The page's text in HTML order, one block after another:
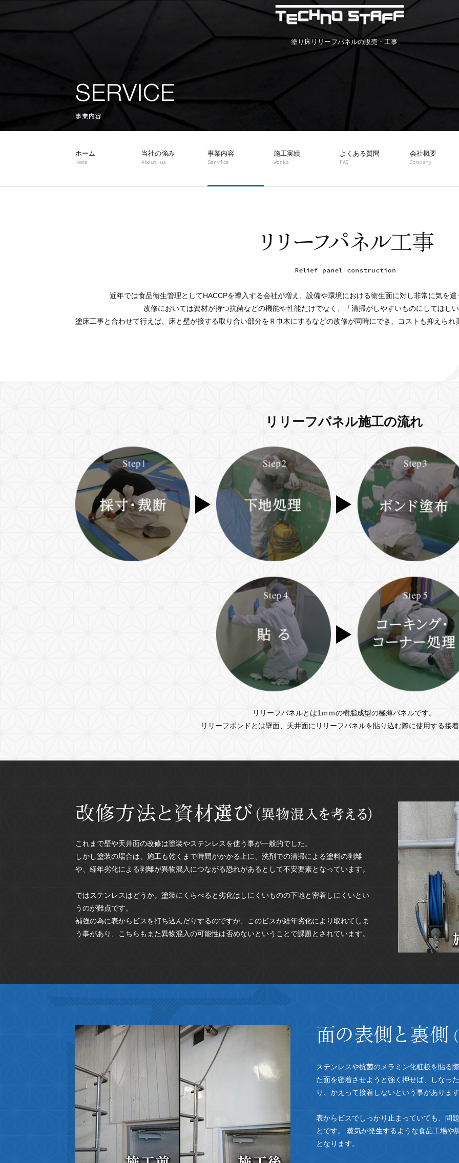
塗り床リリーフパネルの販売・工事
ホーム
Home
当社の強み
About us
事業内容
Service
施工実績
Works
よくある質問
FAQ
会社概要
Company
近年では食品衛生管理としてHACCPを導入する会社が増え、設備や環境における衛生面に対し非常に気を
改修においては資材が持つ抗菌などの機能や性能だけでなく、「清掃がしやすいものにしてほし
塗床工事と合わせて行えば、床と壁が接する取り合い部分をＲ巾木にするなどの改修が同時にでき、コストも抑えら
リリーフパネル施工の流れ
リリーフパネルとは1ｍｍの樹脂成型の極薄パネルです。
リリーフボンドとは壁面、天井面にリリーフパネルを貼り込む際に使用する接
これまで壁や天井面の改修は塗装やステンレスを使う事が一般的でした。
しかし塗装の場合は、施工も乾くまで時間がかかる上に、洗剤での清掃による塗料の剥離
や、経年劣化による剥離が異物混入につながる恐れがあるとして不安要素となっています。
ではステンレスはどうか。塗装にくらべると劣化はしにくいものの下地と密着しにくいとい
うのが難点です。
補強の為に表からビスを打ち込んだりするのですが、このビスが経年劣化により取れてしま
う事があり、こちらもまた異物混入の可能性は否めないということで課題とされています。
ステンレスや抗菌のメラミン化粧板を貼る
た面を密着させようと強く押せば、しなっ
り、かえって接着しないという事がありま
表からビスでしっかり止まっていても、問
とです。 蒸気が発生するような食品工場
となります。